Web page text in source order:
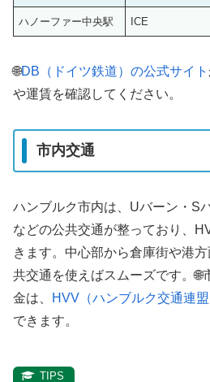
ハノーファー中央駅 ICE
🌐DB（ドイツ鉄道）の公式サイト
や運賃を確認してください。
市内交通
ハンブルク市内は、Uバーン・S
などの公共交通が整っており、
きます。中心部から倉庫街や港
共交通を使えばスムーズです。
金は、
HVV（ハンブルク交通連
できます。